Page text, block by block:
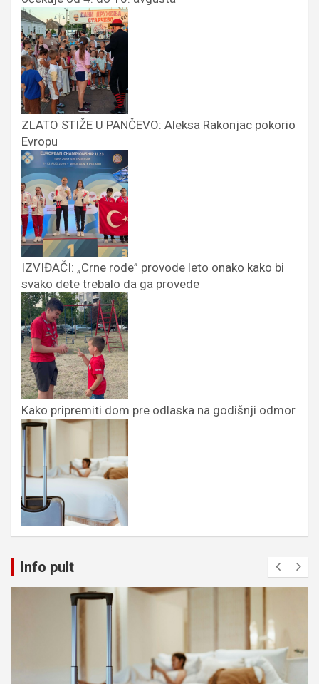
ZLATO STIŽE U PANČEVO: Aleksa Rakonjac pokorio
Evropu
IZVIĐAČI: „Crne rode” provode leto onako kako bi
svako dete trebalo da ga provede
Kako pripremiti dom pre odlaska na godišnji odmor
Info pult